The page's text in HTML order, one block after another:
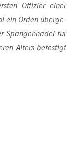
Offi­zier einer
ein Orden über­ge­
Span­gen­na­del für
Alters befes­tigt